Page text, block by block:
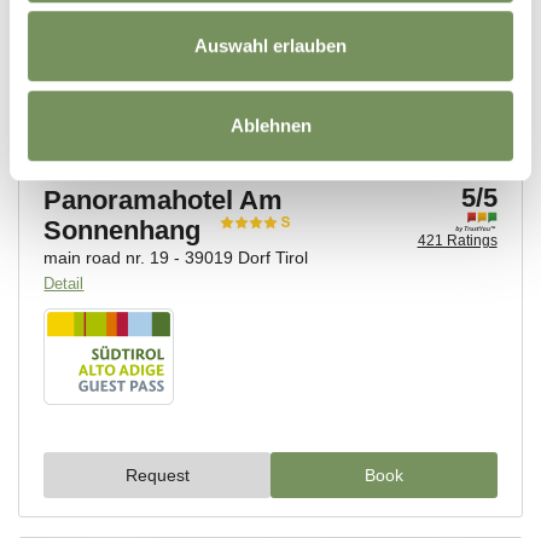
Auswahl erlauben
Ablehnen